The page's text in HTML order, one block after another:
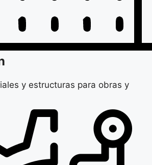
y estructuras para obras y